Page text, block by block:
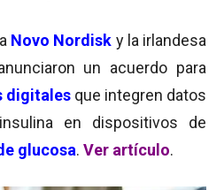
Novo Nordisk y la irlandesa
un acuerdo para
digitales que integren datos
en dispositivos de
glucosa. Ver artículo.